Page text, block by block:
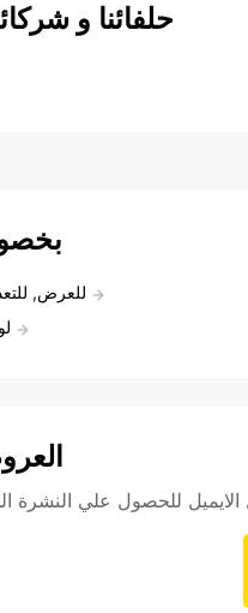
حلفائنا و
للعرض,
للحصول علي النشرة